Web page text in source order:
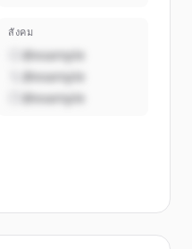
สังคม
@example
@example
@example